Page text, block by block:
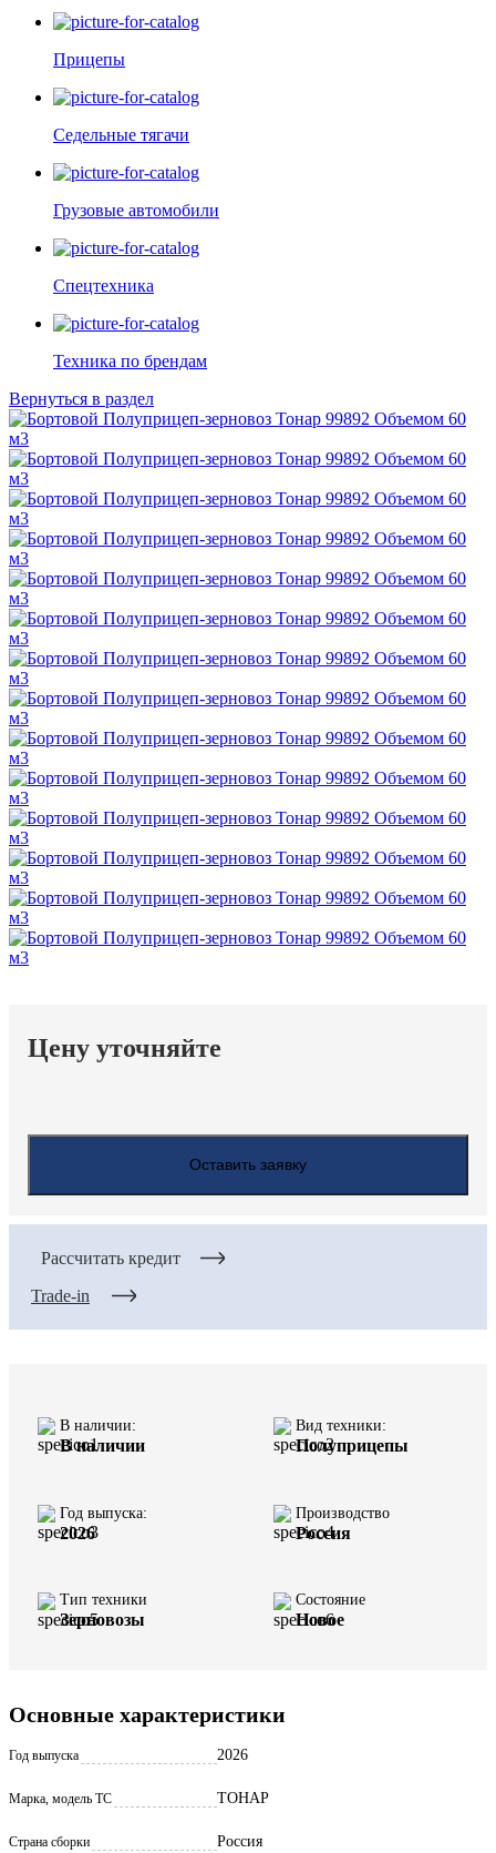
Прицепы
Седельные тягачи
Грузовые автомобили
Спецтехника
Техника по брендам
Вернуться в раздел
Цену уточняйте
Оставить заявку
Рассчитать кредит
Trade-in
В наличии:
В наличии
Вид техники:
Полуприцепы
Год выпуска:
2026
Производство
Россия
Тип техники
Зерновозы
Состояние
Новое
Основные характеристики
Год выпуска 2026
Марка, модель ТС ТОНАР
Страна сборки Россия